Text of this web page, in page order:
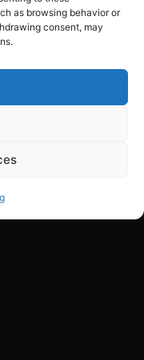
as browsing behavior or
consent, may